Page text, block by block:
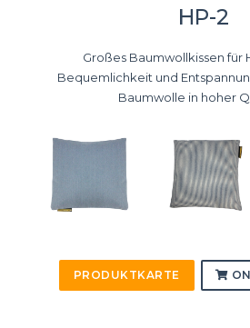
HP-2
Großes Baumwollkissen für
Bequemlichkeit und
Baumwolle in hoher
PRODUKTKARTE